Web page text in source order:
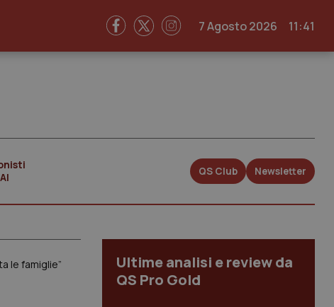
7 Agosto 2026 11:41
QS Club Newsletter
le famiglie”
Ultime analisi e review da
QS Pro Gold